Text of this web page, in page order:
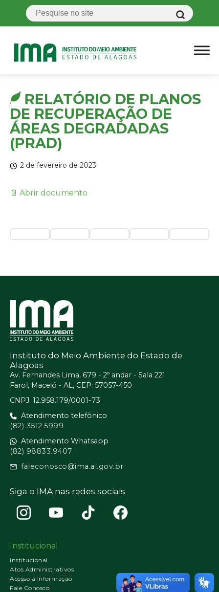
RELATÓRIO DE PLANOS
DE RECUPERAÇÃO DE
ÁREAS DEGRADADAS
(PRAD)
2 de fevereiro de 2023
📄 Abrir documento
Instituto do Meio Ambiente do Estado de
Alagoas
Av. Fernandes Lima, 679 - 2º andar - Sala 221
Farol, Maceió - AL, CEP: 57057-450
CNPJ: 12.958.179/0001-73
Atendimento telefônico
(82) 3512.5999
Atendimento Whatsapp
(82) 98833.9407
faleconosco@ima.al.gov.br
Siga o IMA nas redes sociais
Institucional
Institucional
Atos Administrativos
Acesso à Informação
Fale Conosco